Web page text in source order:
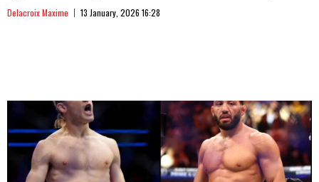
Delacroix Maxime 13 January, 2026 16:28